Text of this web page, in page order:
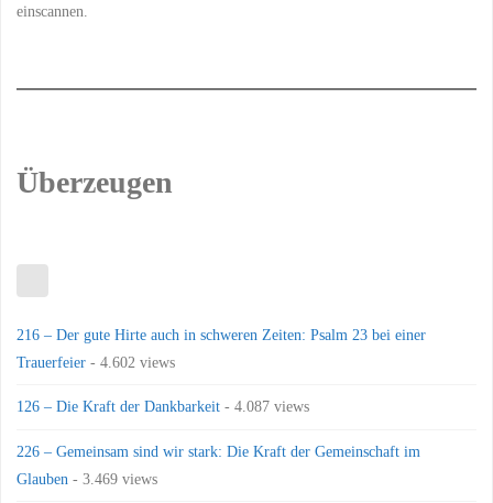
einscannen.
Überzeugen
216 – Der gute Hirte auch in schweren Zeiten: Psalm 23 bei einer
Trauerfeier - 4.602 views
126 – Die Kraft der Dankbarkeit - 4.087 views
226 – Gemeinsam sind wir stark: Die Kraft der Gemeinschaft im
Glauben - 3.469 views